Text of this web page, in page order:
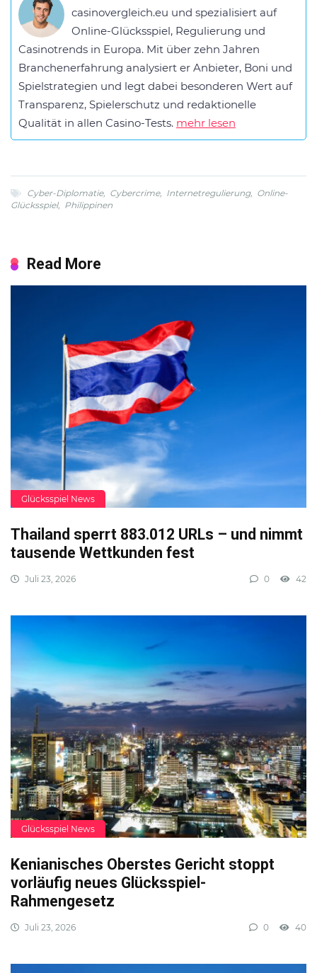
casinovergleich.eu und spezialisiert auf
Online-Glücksspiel, Regulierung und
Casinotrends in Europa. Mit über zehn Jahren
Branchenerfahrung analysiert er Anbieter, Boni und
Spielstrategien und legt dabei besonderen Wert auf
Transparenz, Spielerschutz und redaktionelle
Qualität in allen Casino-Tests. mehr lesen
Cyber-Diplomatie, Cybercrime, Internetregulierung, Online-
Glücksspiel, Philippinen
Read More
Glücksspiel News
Thailand sperrt 883.012 URLs – und nimmt
tausende Wettkunden fest
Juli 23, 2026 0 42
Glücksspiel News
Kenianisches Oberstes Gericht stoppt
vorläufig neues Glücksspiel-
Rahmengesetz
Juli 23, 2026 0 40